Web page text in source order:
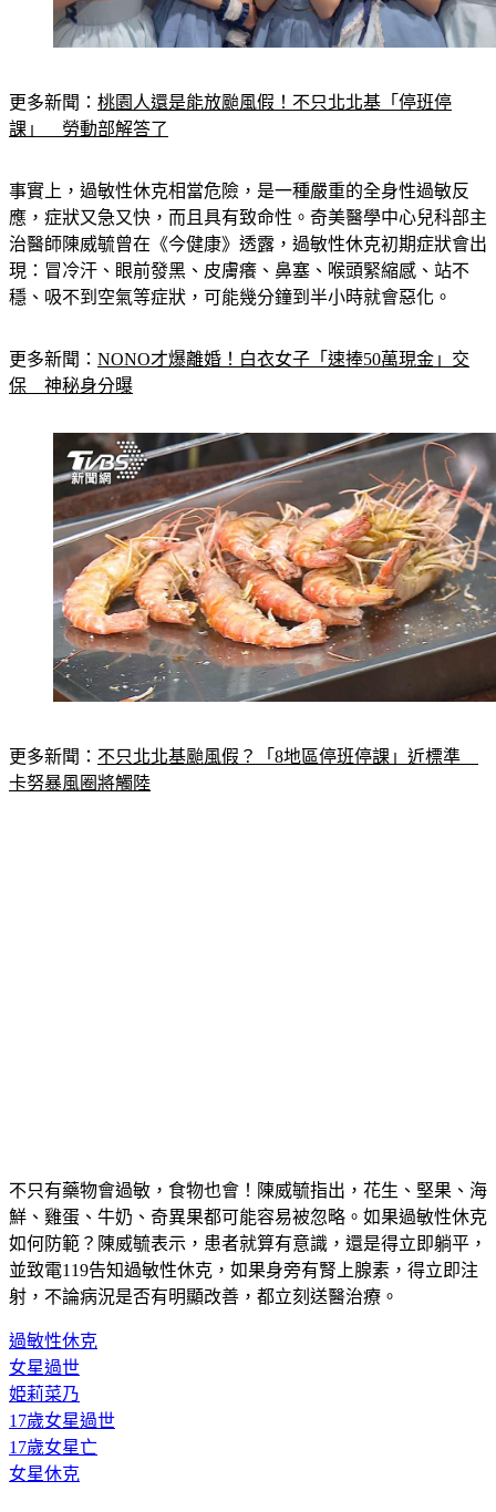
更多新聞： 桃園人還是能放颱風假！不只北北基「停班停
課」　勞動部解答了
事實上，過敏性休克相當危險，是一種嚴重的全身性過敏反
應，症狀又急又快，而且具有致命性。奇美醫學中心兒科部主
治醫師陳威毓曾在《今健康》透露，過敏性休克初期症狀會出
現： 冒冷汗、眼前發黑、皮膚癢、鼻塞、喉頭緊縮感、站不
穩、吸不到空氣等症狀，可能幾分鐘到半小時就會惡化。
更多新聞： NONO才爆離婚！白衣女子「速捧50萬現金」交
保　神秘身分曝
更多新聞： 不只北北基颱風假？「8地區停班停課」近標準
卡努暴風圈將觸陸
不只有藥物會過敏，食物也會！陳威毓指出，花生、堅果、海
鮮、雞蛋、牛奶、奇異果都可能容易被忽略。如果過敏性休克
如何防範？陳威毓表示，患者就算有意識，還是得立即躺平，
並致電119告知過敏性休克，如果身旁有腎上腺素，得立即注
射，不論病況是否有明顯改善，都立刻送醫治療。
過敏性休克
女星過世
姫莉菜乃
17歲女星過世
17歲女星亡
女星休克